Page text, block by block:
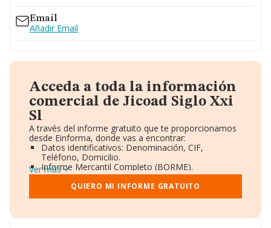
Email
Añadir Email
Acceda a toda la información
comercial de Jicoad Siglo Xxi
Sl
A través del informe gratuito que te proporcionamos
desde Einforma, donde vas a encontrar:
Datos identificativos: Denominación, CIF,
Teléfono, Domicilio.
Informe Mercantil Completo (BORME).
Gráficos de Evolución Ventas y Empleados.
Consejo de Administración y Administradores.
Directivos y Ejecutivos.
Ver más
QUIERO MI INFORME GRATUITO